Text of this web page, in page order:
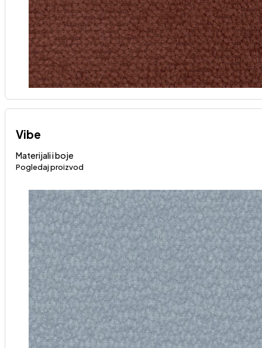
Vibe
Materijali i boje
Pogledaj proizvod